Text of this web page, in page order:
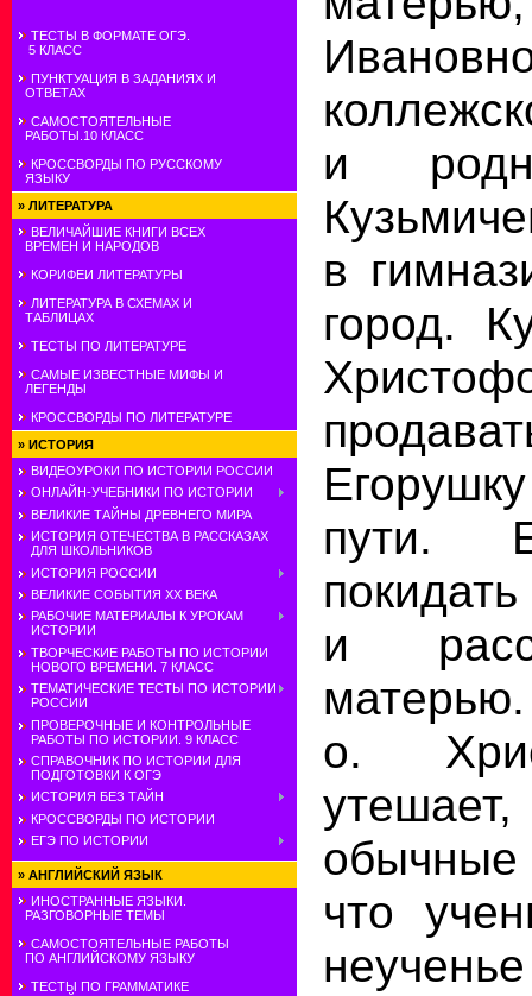
ТЕСТЫ В ФОРМАТЕ ОГЭ.
5 КЛАСС
ПУНКТУАЦИЯ В ЗАДАНИЯХ И
ОТВЕТАХ
САМОСТОЯТЕЛЬНЫЕ
РАБОТЫ.10 КЛАСС
КРОССВОРДЫ ПО РУССКОМУ
ЯЗЫКУ
» ЛИТЕРАТУРА
ВЕЛИЧАЙШИЕ КНИГИ ВСЕХ
ВРЕМЕН И НАРОДОВ
КОРИФЕИ ЛИТЕРАТУРЫ
ЛИТЕРАТУРА В СХЕМАХ И
ТАБЛИЦАХ
ТЕСТЫ ПО ЛИТЕРАТУРЕ
САМЫЕ ИЗВЕСТНЫЕ МИФЫ И
ЛЕГЕНДЫ
КРОССВОРДЫ ПО ЛИТЕРАТУРЕ
» ИСТОРИЯ
ВИДЕОУРОКИ ПО ИСТОРИИ РОССИИ
ОНЛАЙН-УЧЕБНИКИ ПО ИСТОРИИ
ВЕЛИКИЕ ТАЙНЫ ДРЕВНЕГО МИРА
ИСТОРИЯ ОТЕЧЕСТВА В РАССКАЗАХ
ДЛЯ ШКОЛЬНИКОВ
ИСТОРИЯ РОССИИ
ВЕЛИКИЕ СОБЫТИЯ ХХ ВЕКА
РАБОЧИЕ МАТЕРИАЛЫ К УРОКАМ
ИСТОРИИ
ТВОРЧЕСКИЕ РАБОТЫ ПО ИСТОРИИ
НОВОГО ВРЕМЕНИ. 7 КЛАСС
ТЕМАТИЧЕСКИЕ ТЕСТЫ ПО ИСТОРИИ
РОССИИ
ПРОВЕРОЧНЫЕ И КОНТРОЛЬНЫЕ
РАБОТЫ ПО ИСТОРИИ. 9 КЛАСС
СПРАВОЧНИК ПО ИСТОРИИ ДЛЯ
ПОДГОТОВКИ К ОГЭ
ИСТОРИЯ БЕЗ ТАЙН
КРОССВОРДЫ ПО ИСТОРИИ
ЕГЭ ПО ИСТОРИИ
» АНГЛИЙСКИЙ ЯЗЫК
ИНОСТРАННЫЕ ЯЗЫКИ.
РАЗГОВОРНЫЕ ТЕМЫ
САМОСТОЯТЕЛЬНЫЕ РАБОТЫ
ПО АНГЛИЙСКОМУ ЯЗЫКУ
ТЕСТЫ ПО ГРАММАТИКЕ
и
в
город.
пути.
и
о.
что